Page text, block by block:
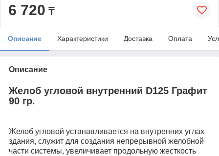
6 720 ₸
Описание Характеристики Доставка Оплата
Описание
Желоб угловой внутренний D125 Графит
90 гр.
Желоб угловой устанавливается на внутренних углах
здания, служит для создания непрерывной желобной
части системы, увеличивает продольную жесткость